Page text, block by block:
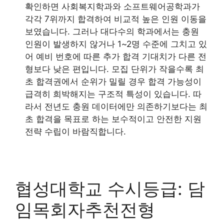
확인하면 사회복지학과와 소프트웨어공학과가
각각 7위까지 합격하여 비교적 높은 인원 이동을
보였습니다. 그러나 대다수의 학과에서는 충원
인원이 발생하지 않거나 1~2명 수준에 그치고 있
어 예비 번호에 따른 추가 합격 기대치가 다른 전
형보다 낮은 편입니다. 모집 단위가 작을수록 최
초 합격권에서 순위가 밀릴 경우 합격 가능성이
급격히 희박해지는 구조적 특성이 있습니다. 따
라서 전년도 충원 데이터에만 의존하기보다는 최
초 합격을 목표로 하는 보수적이고 안전한 지원
전략 수립이 바람직합니다.
협성대학교 수시등급: 담
임목회자추천전형